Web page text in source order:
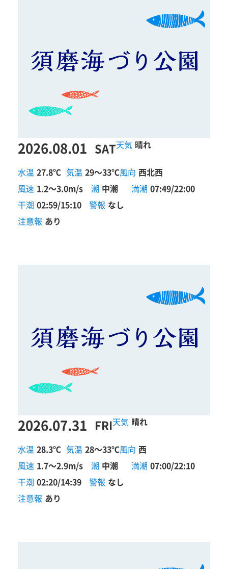
2026.08.01 SAT 晴れ
水温 27.8℃ 気温 29～33℃風向 西北西
風速 1.2～3.0m/s 潮 中潮 満潮 07:49/22:00
干潮 02:59/15:10 警報 なし
注意報 あり
2026.07.31 FRI 晴れ
水温 28.3℃ 気温 28～33℃風向 西
風速 1.7～2.9m/s 潮 中潮 満潮 07:00/22:10
干潮 02:20/14:39 警報 なし
注意報 あり